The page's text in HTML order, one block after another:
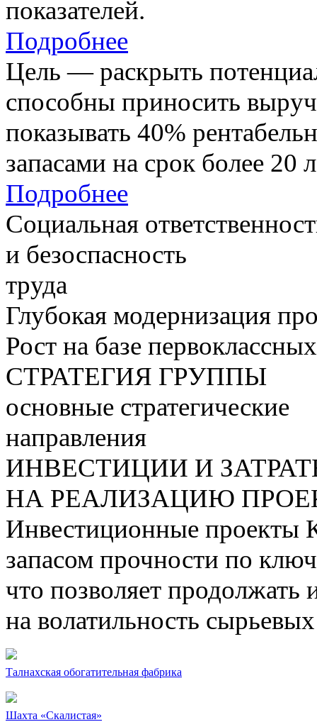
показателей.
Подробнее
Цель — раскрыть
способны приносить
показывать 40%
запасами на срок более 20
Подробнее
Социальная
и безоспасность
труда
Глубокая модернизация
Рост на базе
СТРАТЕГИЯ ГРУППЫ
основные стратегические
направления
ИНВЕСТИЦИИ И
НА РЕАЛИЗАЦИЮ
Инвестиционные проекты
запасом прочности по
что позволяет продолжать
на волатильность
Талнахская обогатительная фабрика
Шахта «Скалистая»